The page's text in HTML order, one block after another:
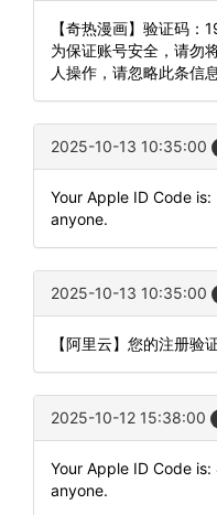
【奇热漫画】验证码：
为保证账号安全，请勿
人操作，请忽略此条信息
2025-10-13 10:35:00
Your Apple ID Code
anyone.
2025-10-13 10:35:00
【阿里云】您的注册验
2025-10-12 15:38:00
Your Apple ID Code
anyone.